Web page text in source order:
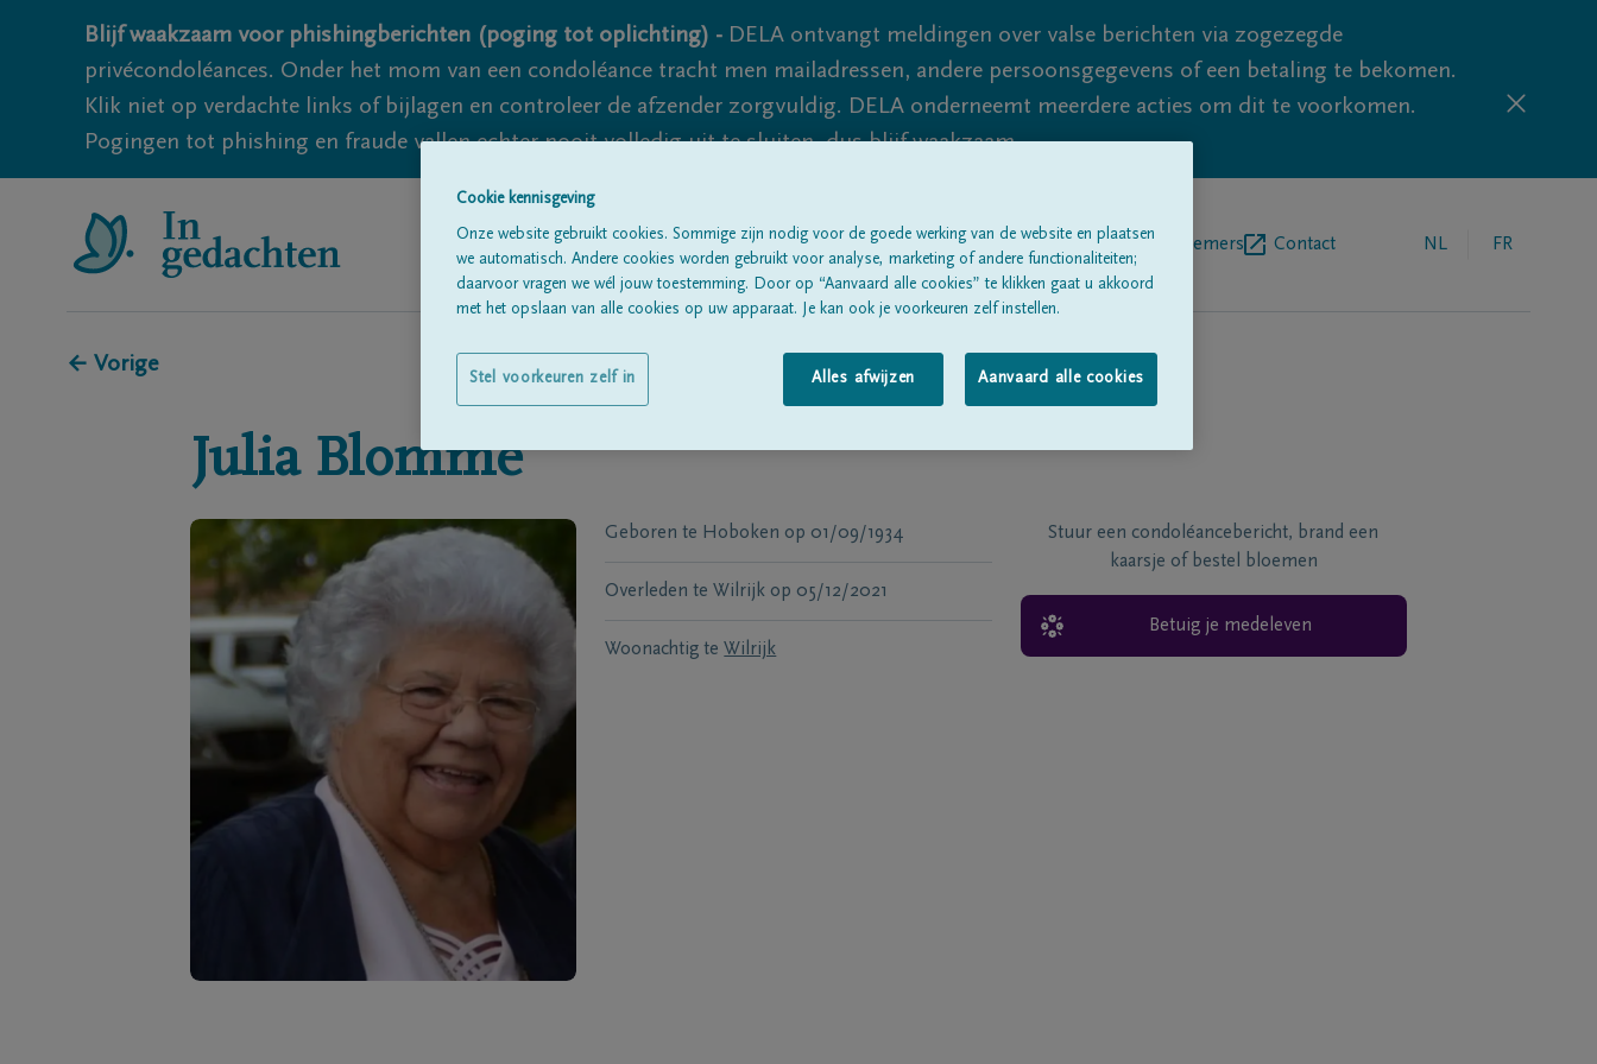
Blijf waakzaam voor phishingberichten (poging tot oplichting) - DELA ontvangt meldingen over valse berichten via zogezegde
privécondoléances. Onder het mom van een condoléance tracht men mailadressen, andere persoonsgegevens of een betaling te bekomen.
Klik niet op verdachte links of bijlagen en controleer de afzender zorgvuldig. DELA onderneemt meerdere acties om dit te voorkomen.
Pogingen tot phishing en fraude vallen echter nooit volledig uit te sluiten, dus blijf waakzaam.
Alle rouwberichtenOver onsBegrafenisondernemers Contact NL FR
← Vorige
Julia Blomme
Geboren te Hoboken op 01/09/1934
Overleden te Wilrijk op 05/12/2021
Woonachtig te Wilrijk
Stuur een condoléancebericht, brand een
kaarsje of bestel bloemen
Betuig je medeleven
Cookie kennisgeving
Onze website gebruikt cookies. Sommige zijn nodig voor de goede werking van de website en plaatsen
we automatisch. Andere cookies worden gebruikt voor analyse, marketing of andere functionaliteiten;
daarvoor vragen we wél jouw toestemming. Door op “Aanvaard alle cookies” te klikken gaat u akkoord
met het opslaan van alle cookies op uw apparaat. Je kan ook je voorkeuren zelf instellen.
Alles afwijzen Aanvaard alle cookies
Stel voorkeuren zelf in